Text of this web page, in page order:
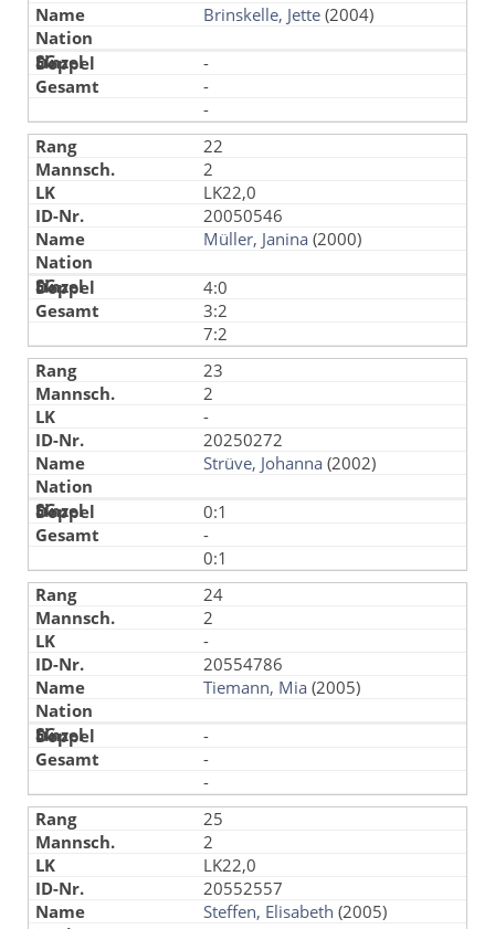
Brinskelle, Jette (2004)
-
-
-
22
2
LK22,0
20050546
Müller, Janina (2000)
4:0
3:2
7:2
23
2
-
20250272
Strüve, Johanna (2002)
0:1
-
0:1
24
2
-
20554786
Tiemann, Mia (2005)
-
-
-
25
2
LK22,0
20552557
Steffen, Elisabeth (2005)